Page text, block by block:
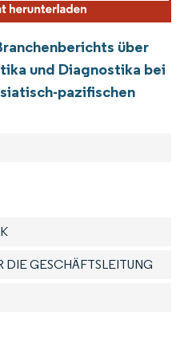
über
und Diagnostika bei
pazifischen
DIE GESCHÄFTSLEITUNG